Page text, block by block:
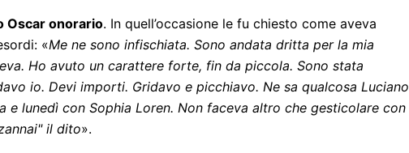
Oscar onorario. In quell’occasione le fu chiesto come aveva
«Me ne sono infischiata. Sono andata dritta per la mia
Ho avuto un carattere forte, fin da piccola. Sono stata
io. Devi importi. Gridavo e picchiavo. Ne sa qualcosa Luciano
e lunedì con Sophia Loren. Non faceva altro che gesticolare con
il dito».